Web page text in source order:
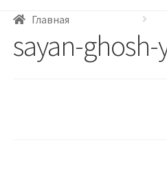
Главная
sayan-ghosh-